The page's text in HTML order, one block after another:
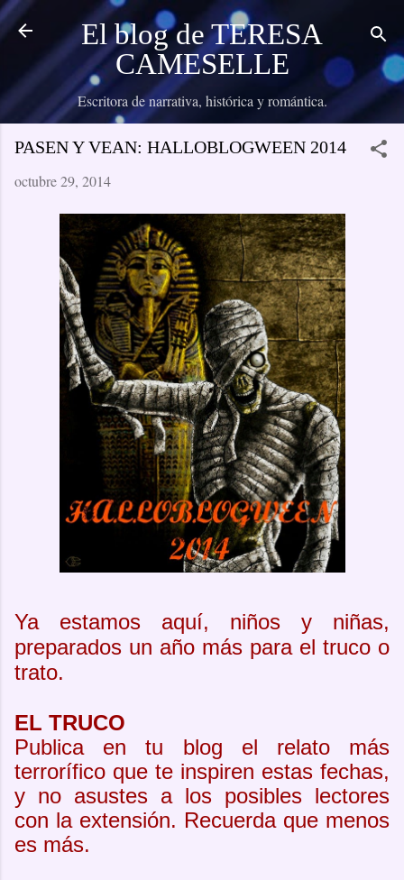
Ir al contenido principal
El blog de TERESA
CAMESELLE
Escritora de narrativa, histórica y romántica.
PASEN Y VEAN: HALLOBLOGWEEN 2014
octubre 29, 2014
Ya estamos aquí, niños y niñas,
preparados un año más para el truco o
trato.
EL TRUCO
Publica en tu blog el relato más
terrorífico que te inspiren estas fechas,
y no asustes a los posibles lectores
con la extensión. Recuerda que menos
es más.